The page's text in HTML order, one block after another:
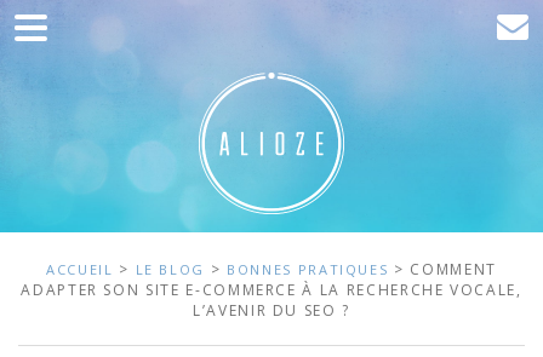
Accueil
Développement web
Acquisition de trafic
Clients
ACCUEIL > LE BLOG > BONNES PRATIQUES > COMMENT
ADAPTER SON SITE E-COMMERCE À LA RECHERCHE VOCALE,
L’AVENIR DU SEO ?